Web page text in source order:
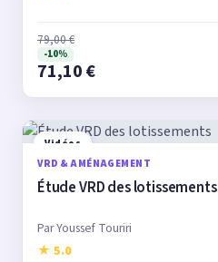
79,00 €
-10%
71,10 €
Vidéos
VRD & AMÉNAGEMENT
Étude VRD des lotissements
Par Youssef Touriri
★ 5.0